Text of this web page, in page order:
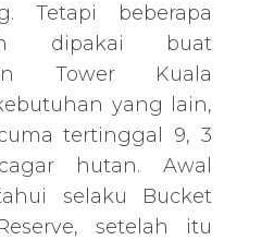
Tetapi beberapa
dipakai buat
Tower Kuala
yang lain,
tertinggal 9, 3
hutan. Awal
selaku Bucket
setelah itu